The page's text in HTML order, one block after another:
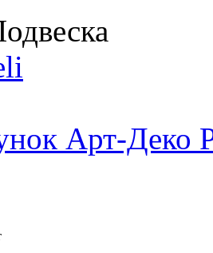
Арт-Деко